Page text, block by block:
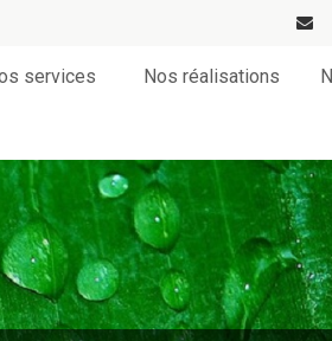
services Nos réalisations